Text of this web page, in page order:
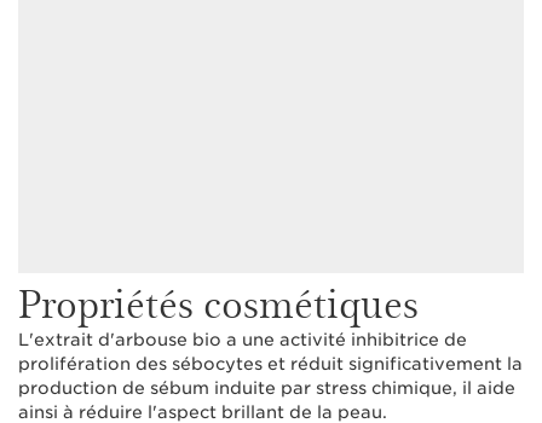
Propriétés cosmétiques
L'extrait d'arbouse bio a une activité inhibitrice de
prolifération des sébocytes et réduit significativement la
production de sébum induite par stress chimique, il aide
ainsi à réduire l'aspect brillant de la peau.